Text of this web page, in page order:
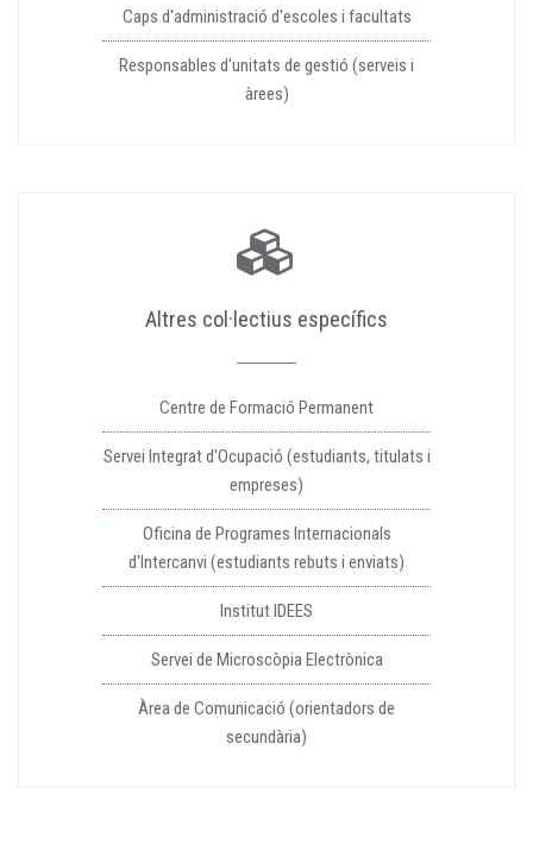
Caps d'administració d'escoles i facultats
Responsables d'unitats de gestió (serveis i
àrees)
Altres col·lectius específics
Centre de Formació Permanent
Servei Integrat d'Ocupació (estudiants, titulats i
empreses)
Oficina de Programes Internacionals
d'Intercanvi (estudiants rebuts i enviats)
Institut IDEES
Servei de Microscòpia Electrònica
Àrea de Comunicació (orientadors de
secundària)